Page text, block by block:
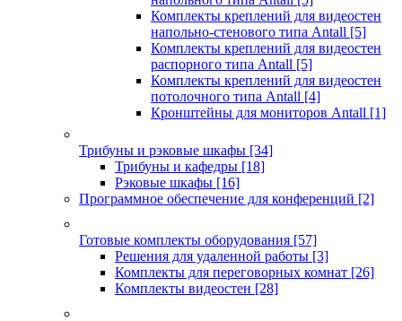
Комплекты креплений для видеостен
напольно-стенового типа Antall [5]
Комплекты креплений для видеостен
распорного типа Antall [5]
Комплекты креплений для видеостен
потолочного типа Antall [4]
Кронштейны для мониторов Antall [1]
Трибуны и рэковые шкафы [34]
Трибуны и кафедры [18]
Рэковые шкафы [16]
Программное обеспечение для конференций [2]
Готовые комплекты оборудования [57]
Решения для удаленной работы [3]
Комплекты для переговорных комнат [26]
Комплекты видеостен [28]